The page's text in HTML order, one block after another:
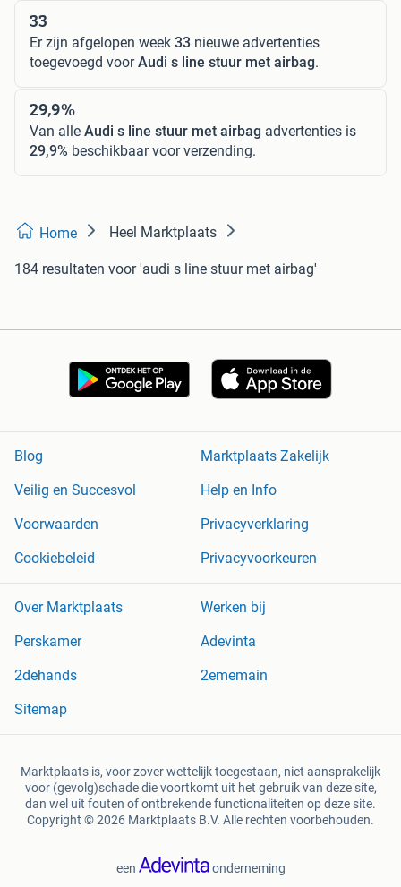
33
Er zijn afgelopen week 33 nieuwe advertenties
toegevoegd voorAudi s line stuur met airbag.
29,9%
Van alle Audi s line stuur met airbag advertenties is
29,9% beschikbaar voor verzending.
Home Heel Marktplaats
184 resultaten voor 'audi s line stuur met airbag'
Blog
Marktplaats Zakelijk
Veilig en Succesvol
Help en Info
Voorwaarden
Privacyverklaring
Cookiebeleid
Privacyvoorkeuren
Over Marktplaats
Werken bij
Perskamer
Adevinta
2dehands
2ememain
Sitemap
Marktplaats is, voor zover wettelijk toegestaan, niet aansprakelijk
voor (gevolg)schade die voortkomt uit het gebruik van deze site,
dan wel uit fouten of ontbrekende functionaliteiten op deze site.
Copyright © 2026 Marktplaats B.V. Alle rechten voorbehouden.
een onderneming